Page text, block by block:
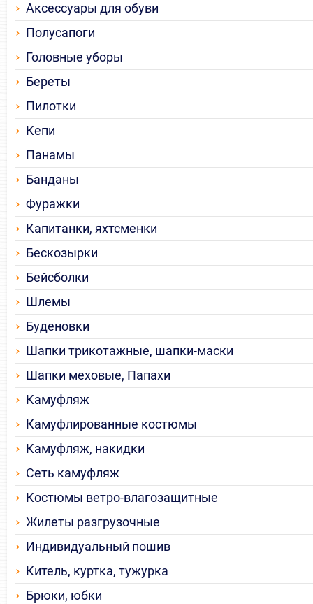
Аксессуары для обуви
Полусапоги
Головные уборы
Береты
Пилотки
Кепи
Панамы
Банданы
Фуражки
Капитанки, яхтсменки
Бескозырки
Бейсболки
Шлемы
Буденовки
Шапки трикотажные, шапки-маски
Шапки меховые, Папахи
Камуфляж
Камуфлированные костюмы
Камуфляж, накидки
Сеть камуфляж
Костюмы ветро-влагозащитные
Жилеты разгрузочные
Индивидуальный пошив
Китель, куртка, тужурка
Брюки, юбки